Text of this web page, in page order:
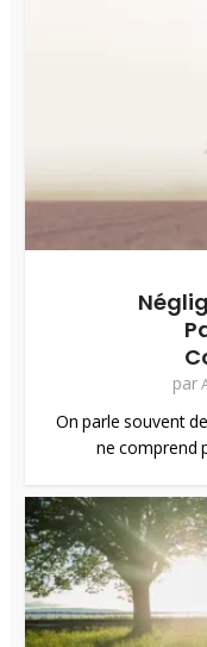
par
On parle souvent
ne comprend